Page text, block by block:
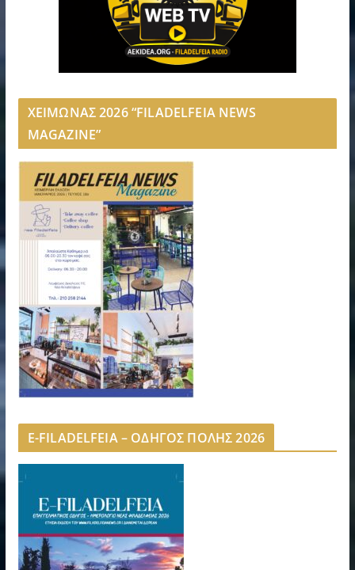
ΧΕΙΜΩΝΑΣ 2026 “FILADELFEIA NEWS
MAGAZINE”
E-FILADELFEIA – ΟΔΗΓΟΣ ΠΟΛΗΣ 2026